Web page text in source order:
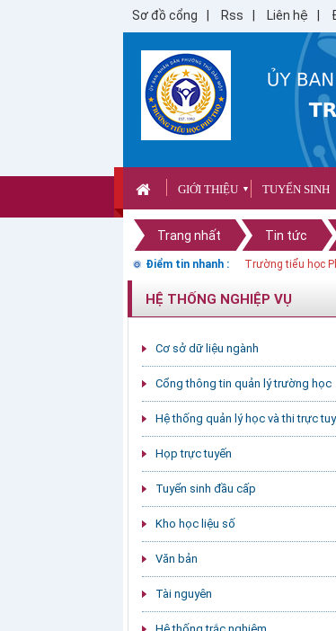
Sơ đồ cổng Rss Liên hệ
GIỚI THIỆU ▼ TUYỂN SINH
Trang nhất Tin tức
Điểm tin nhanh : THÔNG BÁO
HỆ THỐNG NGHIỆP VỤ
Cơ sở dữ liệu ngành
Cổng thông tin quản lý trường học
Hệ thống quản lý học và thi trực
Họp trực tuyến
Tuyển sinh đầu cấp
Kho học liệu số
Văn bản
Tài nguyên